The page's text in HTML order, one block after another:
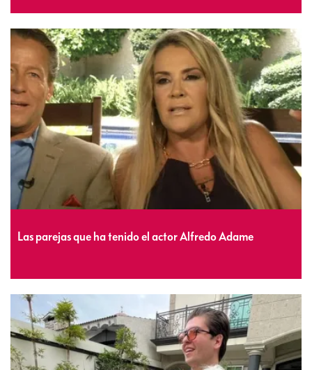
Las parejas que ha tenido el actor Alfredo Adame